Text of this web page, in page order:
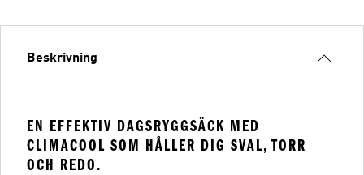
Beskrivning
EN EFFEKTIV DAGSRYGGSÄCK MED
CLIMACOOL SOM HÅLLER DIG SVAL, TORR
OCH REDO.